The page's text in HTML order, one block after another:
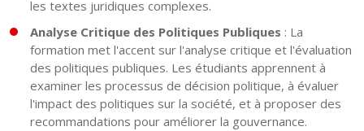
les textes juridiques complexes.
Analyse Critique des Politiques Publiques : La
formation met l'accent sur l'analyse critique et l'évaluation
des politiques publiques. Les étudiants apprennent à
examiner les processus de décision politique, à évaluer
l'impact des politiques sur la société, et à proposer des
recommandations pour améliorer la gouvernance.